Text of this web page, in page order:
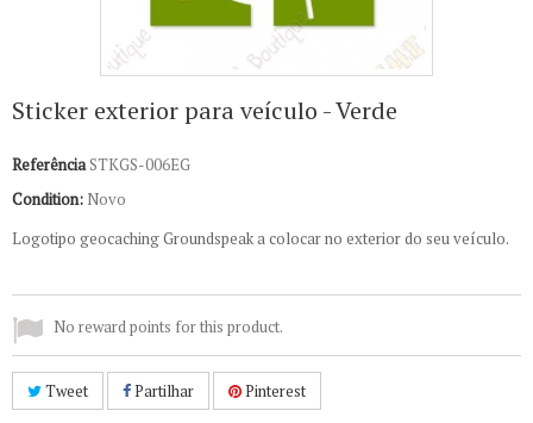
Sticker exterior para veículo - Verde
ReferênciaSTKGS-006EG
Condition: Novo
Logotipo geocaching Groundspeak a colocar no exterior do seu veículo.
No reward points for this product.
Tweet Partilhar Pinterest